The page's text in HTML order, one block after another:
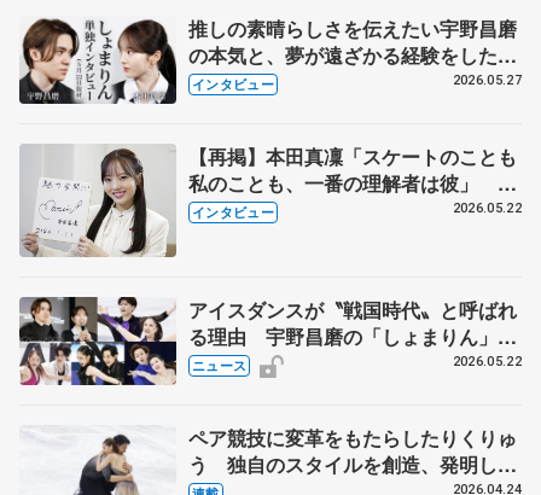
推しの素晴らしさを伝えたい宇野昌磨
の本気と、夢が遠ざかる経験をした本
田真凜の覚悟
インタビュー 2026.05.27
【再掲】本田真凜「スケートのことも
私のことも、一番の理解者は彼」 引
退時の単独インタビューで語った競技
インタビュー 2026.05.22
アイスダンスが〝戦国時代〟と呼ばれ
る理由 宇野昌磨の「しょまりん」ら
実力者が相次いで参戦 国内の競争激
ニュース 2026.05.22
ペア競技に変革をもたらしたりくりゅ
う 独自のスタイルを創造、発明した
2026.04.24